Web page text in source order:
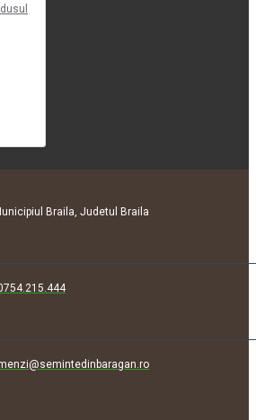
Braila, Judetul Braila